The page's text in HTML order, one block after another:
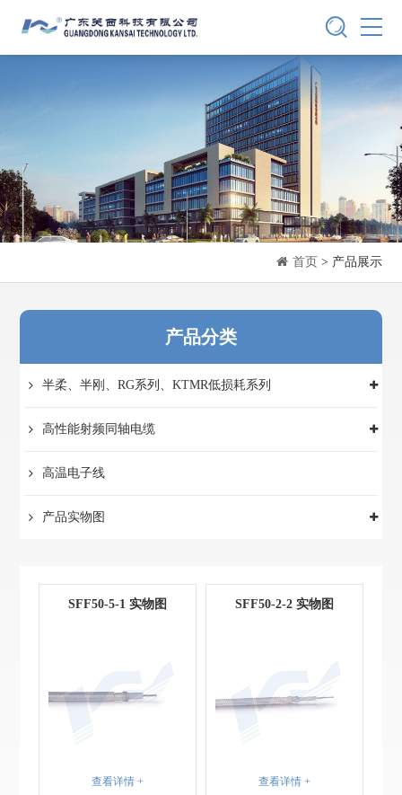
首页 > 产品展示
产品分类
半柔、半刚、RG系列、KTMR低损耗系列
高性能射频同轴电缆
高温电子线
产品实物图
SFF50-5-1 实物图
查看详情 +
SFF50-2-2 实物图
查看详情 +